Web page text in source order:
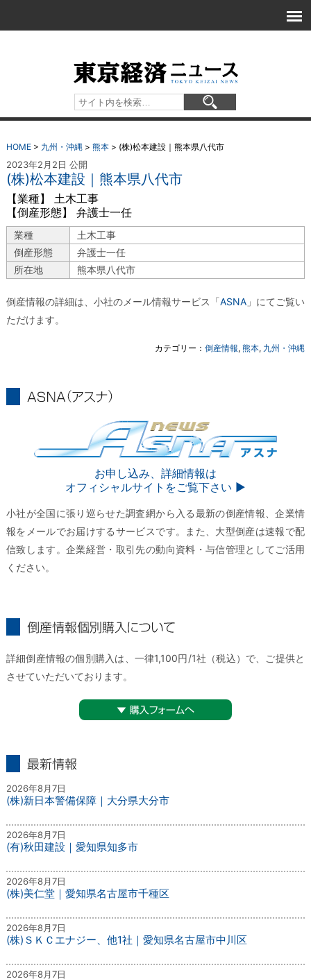
HOME> 九州・沖縄> 熊本> (株)松本建設｜熊本県八代市
2023年2月2日 公開
(株)松本建設｜熊本県八代市
【業種】 土木工事
【倒産形態】 弁護士一任
業種
土木工事
倒産形態
弁護士一任
所在地
熊本県八代市
倒産情報の詳細は、小社のメール情報サービス「ASNA 」にてご覧い
ただけます。
カテゴリー：倒産情報,熊本, 九州・沖縄
お申し込み、詳細情報は
オフィシャルサイトをご覧下さい ▶︎
小社が全国に張り巡らせた調査網から入る最新の倒産情報、企業情
報をメールでお届けするサービスです。また、大型倒産は速報で配
信致します。企業経営・取引先の動向資料・与信管理としてご活用
ください。
詳細倒産情報の個別購入は、一律1,100円/1社（税込）で、ご提供と
させていただいております。
2026年8月7日
(株)新日本警備保障｜大分県大分市
2026年8月7日
(有)秋田建設｜愛知県知多市
2026年8月7日
(株)美仁堂｜愛知県名古屋市千種区
2026年8月7日
(株)ＳＫＣエナジー、他1社｜愛知県名古屋市中川区
2026年8月7日